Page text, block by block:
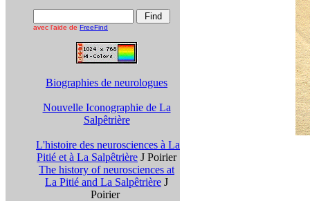
avec l'aide de FreeFind
Biographies de neurologues
Nouvelle Iconographie de La
Salpêtrière
L'histoire des neurosciences à La
Pitié et à La Salpêtrière J Poirier
The history of neurosciences at
La Pitié and La Salpêtrière J
Poirier